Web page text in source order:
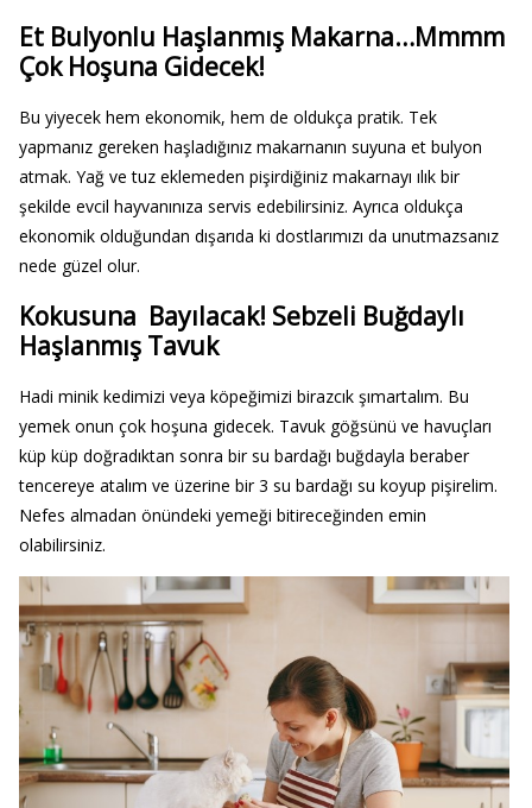
Et Bulyonlu Haşlanmış Makarna…Mmmm
Çok Hoşuna Gidecek!
Bu yiyecek hem ekonomik, hem de oldukça pratik. Tek
yapmanız gereken haşladığınız makarnanın suyuna et bulyon
atmak. Yağ ve tuz eklemeden pişirdiğiniz makarnayı ılık bir
şekilde evcil hayvanınıza servis edebilirsiniz. Ayrıca oldukça
ekonomik olduğundan dışarıda ki dostlarımızı da unutmazsanız
nede güzel olur.
Kokusuna Bayılacak! Sebzeli Buğdaylı
Haşlanmış Tavuk
Hadi minik kedimizi veya köpeğimizi birazcık şımartalım. Bu
yemek onun çok hoşuna gidecek. Tavuk göğsünü ve havuçları
küp küp doğradıktan sonra bir su bardağı buğdayla beraber
tencereye atalım ve üzerine bir 3 su bardağı su koyup pişirelim.
Nefes almadan önündeki yemeği bitireceğinden emin
olabilirsiniz.